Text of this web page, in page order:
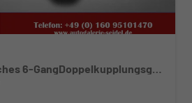
GS Hybrid Elektrisches 6-GangDoppelkupplungsgetriebe (eDCT)